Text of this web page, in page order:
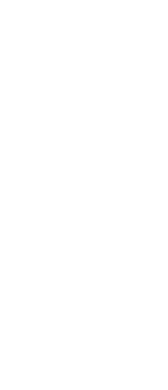
diferença”
sem médico de
associação
Cardio – Sintoniza-